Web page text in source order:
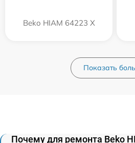
Beko HIAM 64223 X
Показать
Почему для ремонта Beko